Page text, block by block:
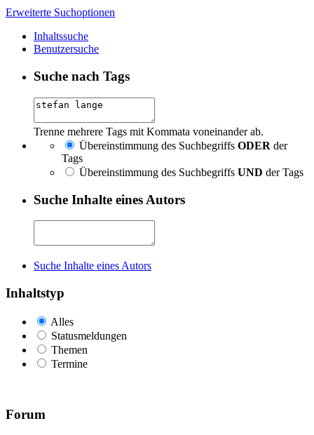
Erweiterte Suchoptionen
Inhaltssuche
Benutzersuche
Suche nach Tags
Trenne mehrere Tags mit Kommata voneinander ab.
Übereinstimmung des Suchbegriffs ODER der
Tags
Übereinstimmung des Suchbegriffs UND der Tags
Suche Inhalte eines Autors
Suche Inhalte eines Autors
Inhaltstyp
Alles
Statusmeldungen
Themen
Termine
Forum